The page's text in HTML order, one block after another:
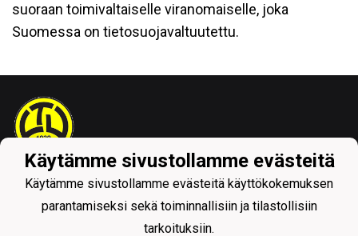
suoraan toimivaltaiselle viranomaiselle, joka
Suomessa on tietosuojavaltuutettu.
Tietosuojaseloste
Käytämme sivustollamme evästeitä
Käytämme sivustollamme evästeitä käyttökokemuksen
parantamiseksi sekä toiminnallisiin ja tilastollisiin
tarkoituksiin.